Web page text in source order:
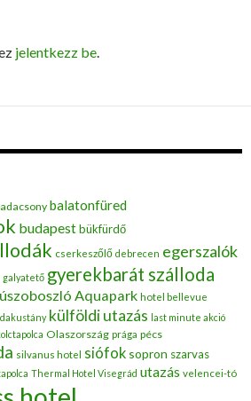
jelentkezz be.
balatonfüred
budapestbükfürdő
cserkeszőlő debrecen egerszalók
galyatető gyerekbarát szálloda
Aquapark hotel bellevue
külföldi utazás last minute akció
Olaszország prága pécs
silvanus hotel siófok sopron szarvas
Thermal Hotel Visegrád utazás velencei-tó